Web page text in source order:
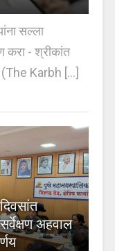
सल्ला
करा - श्रीकांत
Karbh [...]
अहवाल